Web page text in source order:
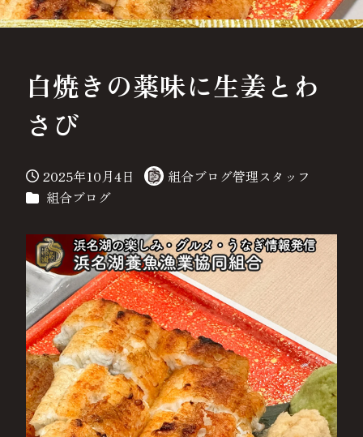
白焼きの薬味に生姜とわ
さび
投稿日
2025年10月4日
著
組合ブログ管理スタッフ
カテゴリー
組合ブログ